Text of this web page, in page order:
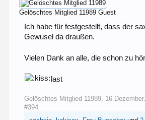
Gelöschtes Mitglied 11989 Guest
Ich habe für festgestellt, dass der
Gewusel da draußen.
Vielen Dank an alle, die schon zu
last
Gelöschtes Mitglied 11989,
#394